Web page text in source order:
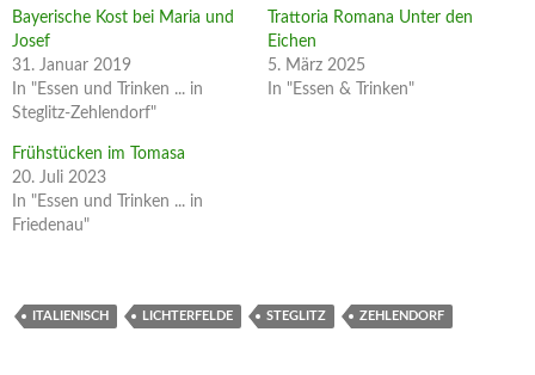
Bayerische Kost bei Maria und
Josef
31. Januar 2019
In "Essen und Trinken ... in
Steglitz-Zehlendorf"
Trattoria Romana Unter den
Eichen
5. März 2025
In "Essen & Trinken"
Frühstücken im Tomasa
20. Juli 2023
In "Essen und Trinken ... in
Friedenau"
ITALIENISCH LICHTERFELDE STEGLITZ ZEHLENDORF